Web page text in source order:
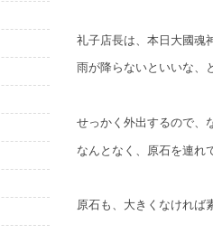
礼子店長は、本日大國魂
雨が降らないといいな、
せっかく外出するので、
なんとなく、原石を連れ
原石も、大きくなければ